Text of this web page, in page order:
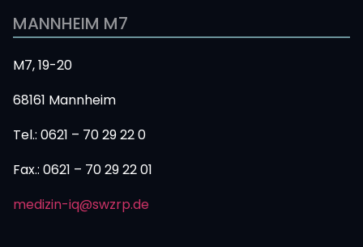
MANNHEIM M7
M7, 19-20
68161 Mannheim
Tel.: 0621 – 70 29 22 0
Fax.: 0621 – 70 29 22 01
medizin-iq@swzrp.de